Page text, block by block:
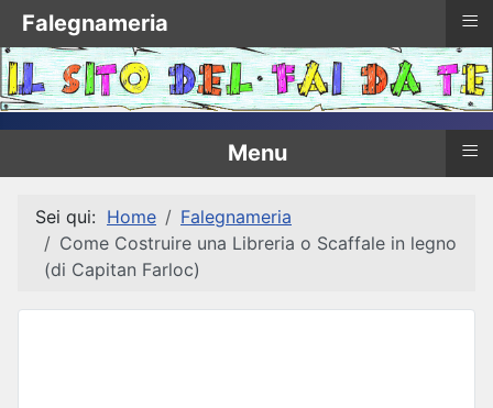
Menu ≡
Sei qui: Home
Falegnameria
Come Costruire una Libreria o Scaffale in legno
(di Capitan Farloc)
Falegnameria ≡